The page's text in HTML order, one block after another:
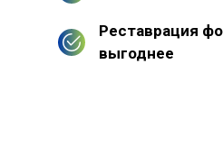
Реставрация
выгоднее